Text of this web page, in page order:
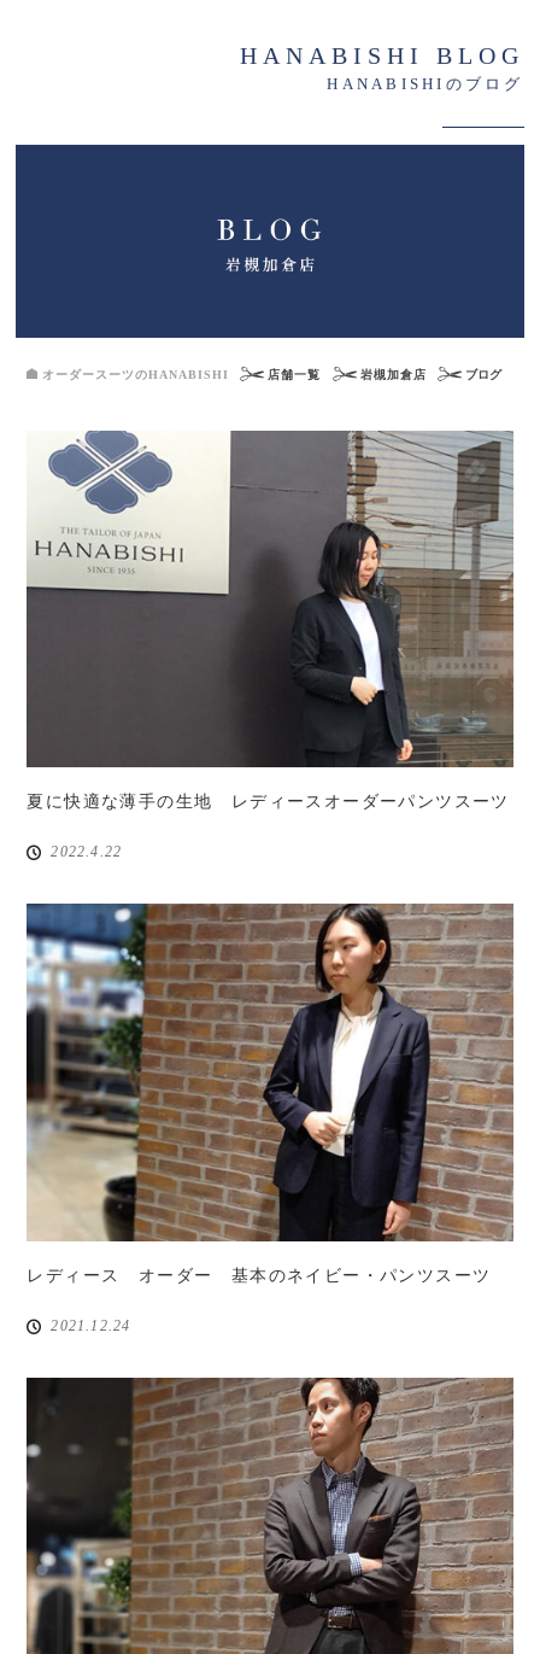
HANABISHI BLOG
HANABISHIのブログ
オーダースーツのHANABISHI 店舗一覧 岩槻加倉店 ブログ
夏に快適な薄手の生地 レディースオーダーパンツスーツ
2022.4.22
レディース オーダー 基本のネイビー・パンツスーツ
2021.12.24